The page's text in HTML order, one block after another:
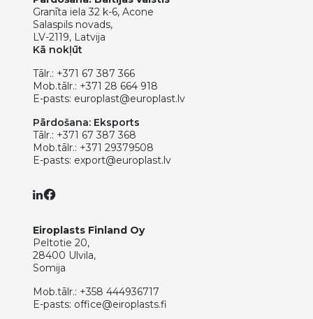
Granīta iela 32 k-6, Acone
Salaspils novads,
LV-2119, Latvija
Kā nokļūt
Tālr.: +371 67 387 366
Mob.tālr.: +371 28 664 918
E-pasts: europlast@europlast.lv
Pārdošana: Eksports
Tālr.: +371 67 387 368
Mob.tālr.: +371 29379508
E-pasts: export@europlast.lv
Eiroplasts Finland Oy
Peltotie 20,
28400 Ulvila,
Somija
Mob.tālr.: +358 444936717
E-pasts: office@eiroplasts.fi